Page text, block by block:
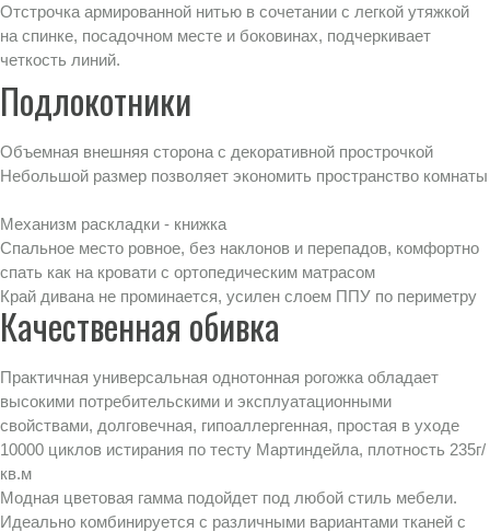
Отстрочка армированной нитью в сочетании с легкой утяжкой
на спинке, посадочном месте и боковинах, подчеркивает
четкость линий.
Подлокотники
Объемная внешняя сторона с декоративной прострочкой
Небольшой размер позволяет экономить пространство комнаты
Механизм раскладки - книжка
Спальное место ровное, без наклонов и перепадов, комфортно
спать как на кровати с ортопедическим матрасом
Край дивана не проминается, усилен слоем ППУ по периметру
Качественная обивка
Практичная универсальная однотонная рогожка обладает
высокими потребительскими и эксплуатационными
свойствами, долговечная, гипоаллергенная, простая в уходе
10000 циклов истирания по тесту Мартиндейла, плотность 235г/
кв.м
Модная цветовая гамма подойдет под любой стиль мебели.
Идеально комбинируется с различными вариантами тканей с